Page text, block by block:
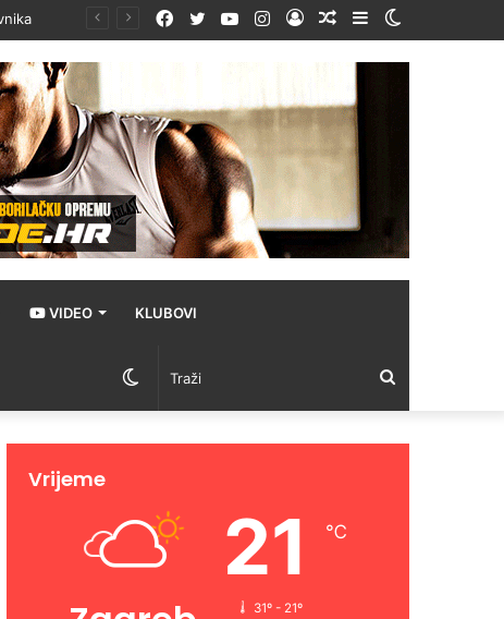
Sidebar
Random
Prijava
Instagram
YouTube
Twitter
Facebook
VIDEO KLUBOVI
Traži
Switch
skin
Vrijeme
21 ℃
31º - 21º